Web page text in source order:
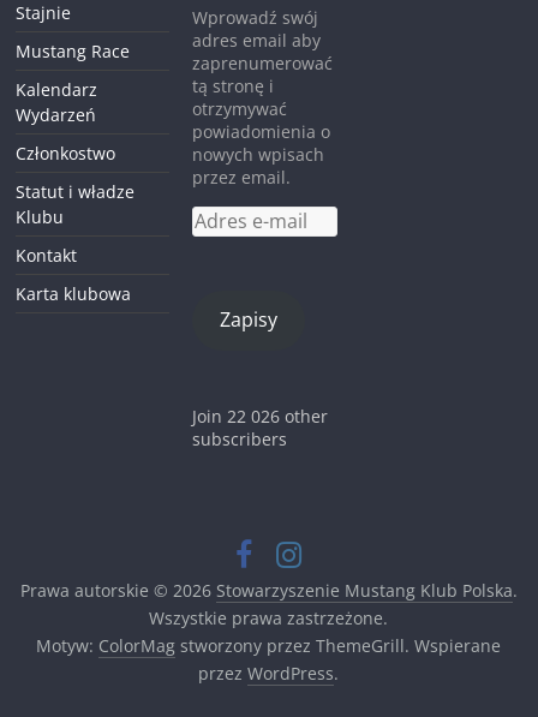
Stajnie
Mustang Race
Kalendarz
Wydarzeń
Członkostwo
Statut i władze
Klubu
Kontakt
Karta klubowa
Wprowadź swój
adres email aby
zaprenumerować
tą stronę i
otrzymywać
powiadomienia o
nowych wpisach
przez email.
Adres
e-
Zapisy
Join 22 026 other
subscribers
Prawa autorskie © 2026 Stowarzyszenie Mustang Klub Polska.
Wszystkie prawa zastrzeżone.
Motyw: ColorMag stworzony przez ThemeGrill. Wspierane
przezWordPress.